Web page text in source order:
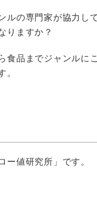
の専門家が協力し
りますか？
食品までジャンルに
。
値研究所」です。